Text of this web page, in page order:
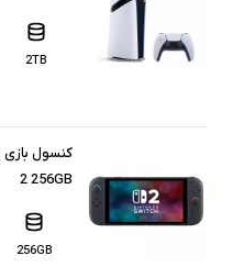
2TB
2 256GB
256GB